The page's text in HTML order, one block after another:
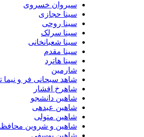
سیروان خسروی
سینا حجازی
سینا روحی
سینا سرلک
سینا شعبانخانی
سینا مقدم
سینا هاترد
شارمین
شاهد سبحانی فر و نیما تاری
شاهرخ افشار
شاهین دانشجو
شاهین عبدهی
شاهین متولی
شاهین و شروین محافظت کار